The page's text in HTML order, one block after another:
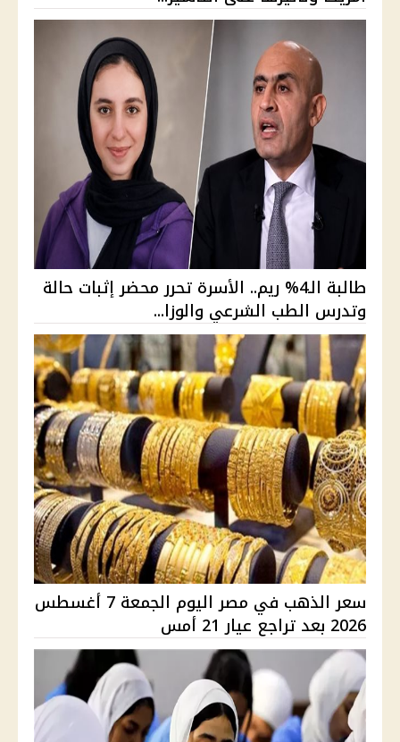
طالبة الـ4% ريم.. الأسرة تحرر محضر إثبات حالة
وتدرس الطب الشرعي والوزا...
سعر الذهب في مصر اليوم الجمعة 7 أغسطس
2026 بعد تراجع عيار 21 أمس